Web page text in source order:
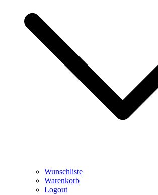
Wunschliste
Warenkorb
Logout